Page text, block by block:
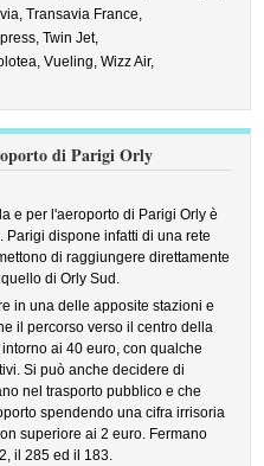
Transavia France,
Twin Jet,
Vueling,Wizz Air,
di Parigi Orly
e per l'aeroporto di Parigi Orly è
dispone infatti di una rete
di raggiungere direttamente
di Orly Sud.
in una delle apposite stazioni e
il percorso verso il centro della
ai 40 euro, con qualche
Si può anche decidere di
nel trasporto pubblico e che
spendendo una cifra irrisoria
superiore ai 2 euro. Fermano
il 285 ed il 183.